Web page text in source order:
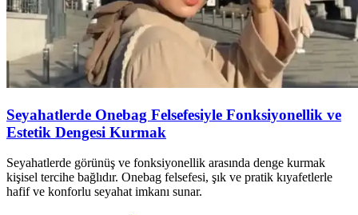
Seyahatlerde Onebag Felsefesiyle Fonksiyonellik ve
Estetik Dengesi Kurmak
Seyahatlerde görünüş ve fonksiyonellik arasında denge kurmak
kişisel tercihe bağlıdır. Onebag felsefesi, şık ve pratik kıyafetlerle
hafif ve konforlu seyahat imkanı sunar.